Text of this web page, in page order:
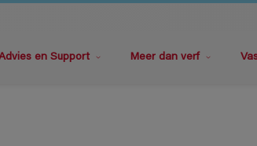
en Support Meer dan verf